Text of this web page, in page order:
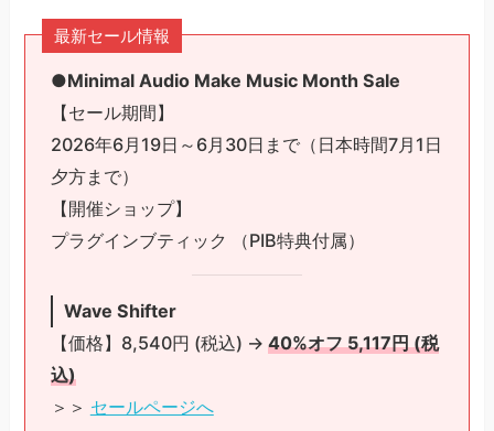
最新セール情報
●Minimal Audio Make Music Month Sale
【セール期間】
2026年6月19日～6月30日まで（日本時間7月1日
夕方まで）
【開催ショップ】
プラグインブティック （PIB特典付属）
Wave Shifter
【価格】8,540円 (税込) → 40%オフ 5,117円 (税
込)
＞＞ セールページへ